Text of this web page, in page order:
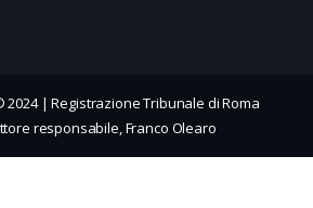
2024 | Registrazione Tribunale di Roma
responsabile, Franco Olearo